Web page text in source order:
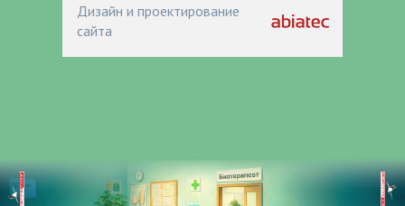
Дизайн и проектирование
сайта